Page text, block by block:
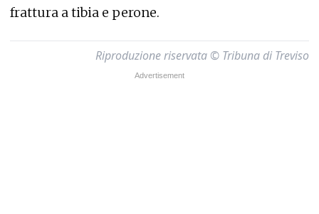
frattura a tibia e perone.
Riproduzione riservata © Tribuna di Treviso